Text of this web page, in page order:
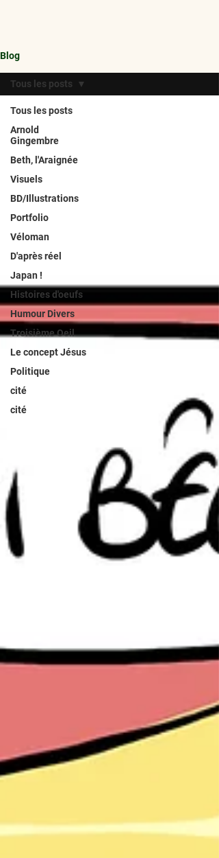
Blog
Tous les posts
Arnold
Gingembre
Beth, l'Araignée
Visuels
BD/Illustrations
Portfolio
Véloman
D'après réel
Japan !
Histoires d'oeufs
Humour Divers
Troisième Oeil
Le concept Jésus
Politique
cité
cité
Tous les posts